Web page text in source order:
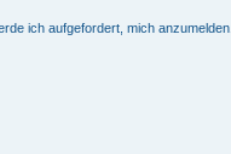
ich aufgefordert, mich anzumelden.